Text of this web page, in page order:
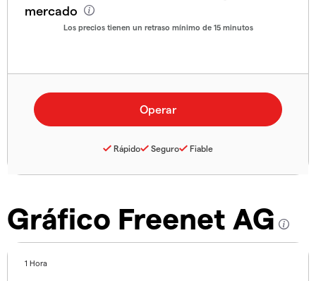
Gráfico Freenet AG
1 Hora
mercado
Los precios tienen un retraso mínimo de 15 minutos
Rápido Seguro Fiable